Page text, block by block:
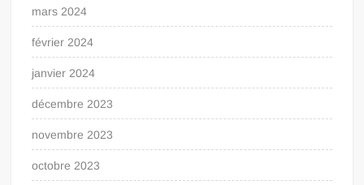
mars 2024
février 2024
janvier 2024
décembre 2023
novembre 2023
octobre 2023